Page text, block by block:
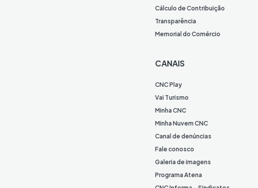
Cálculo de Contribuição
Transparência
Memorial do Comércio
CANAIS
CNC Play
Vai Turismo
Minha CNC
Minha Nuvem CNC
Canal de denúncias
Fale conosco
Galeria de imagens
Programa Atena